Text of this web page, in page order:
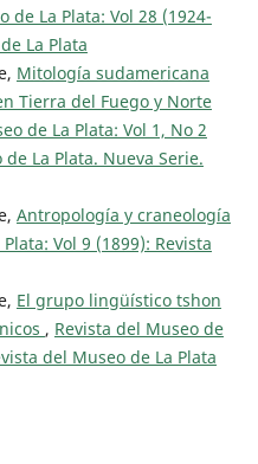
de La Plata: Vol 28 (1924-
La Plata
Mitología sudamericana
Tierra del Fuego y Norte
de La Plata: Vol 1, No 2
La Plata. Nueva Serie.
Antropología y craneología
Vol 9 (1899): Revista
El grupo lingüístico tshon
, Revista del Museo de
del Museo de La Plata